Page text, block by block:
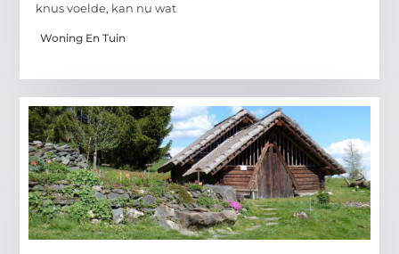
knus voelde, kan nu wat
Woning En Tuin